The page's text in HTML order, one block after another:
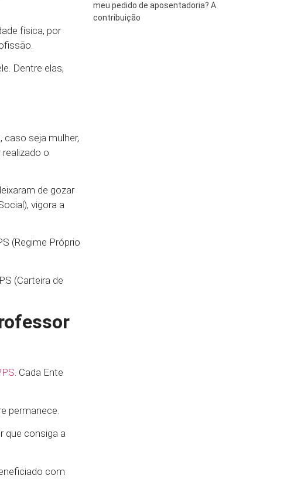
física, por
Dentre elas,
seja mulher,
o
de gozar
vigora a
(Regime Próprio
(Carteira de
. Cada Ente
permanece.
que consiga a
com
meu pedido de aposentadoria? A
contribuição